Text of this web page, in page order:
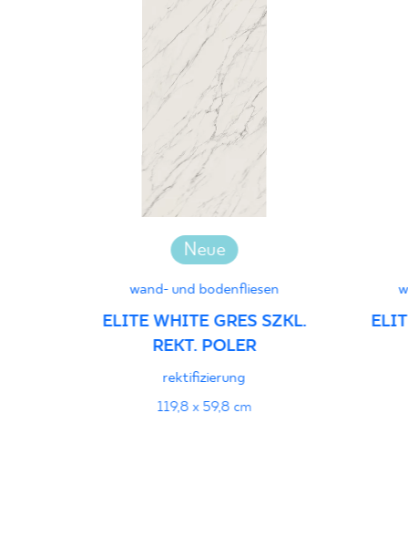
Neue
wand- und bodenfliesen
ELITE WHITE GRES SZKL.
REKT. POLER
rektifizierung
119,8 x 59,8 cm